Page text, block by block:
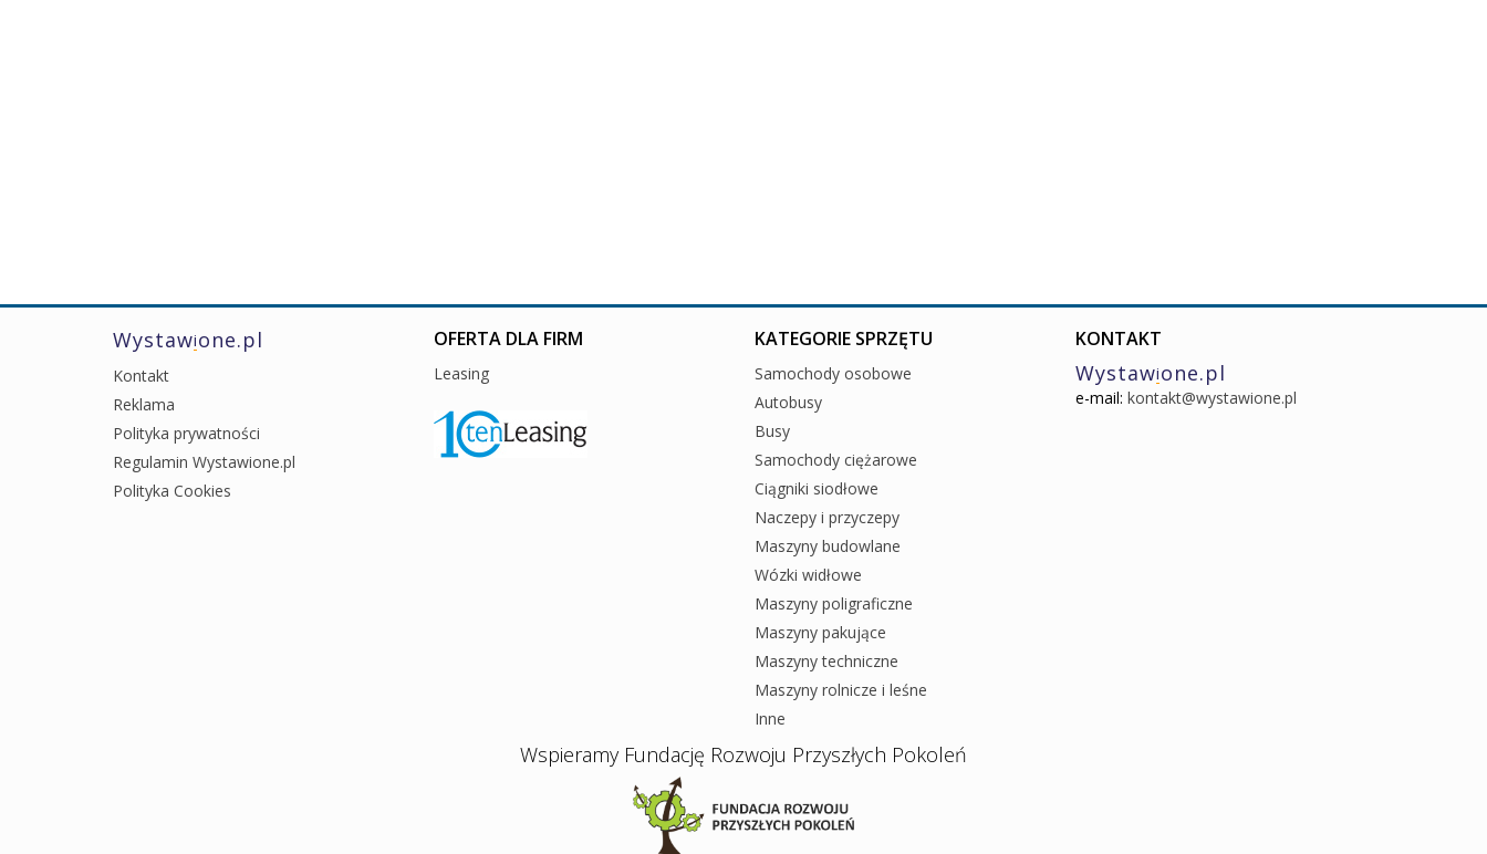
Wystawione.pl
Kontakt
Reklama
Polityka prywatności
Regulamin Wystawione.pl
Polityka Cookies
OFERTA DLA FIRM
Leasing
KATEGORIE SPRZĘTU
Samochody osobowe
Autobusy
Busy
Samochody ciężarowe
Ciągniki siodłowe
Naczepy i przyczepy
Maszyny budowlane
Wózki widłowe
Maszyny poligraficzne
Maszyny pakujące
Maszyny techniczne
Maszyny rolnicze i leśne
Inne
KONTAKT
Wystawione.pl
e-mail: kontakt@wystawione.pl
Wspieramy Fundację Rozwoju Przyszłych Pokoleń